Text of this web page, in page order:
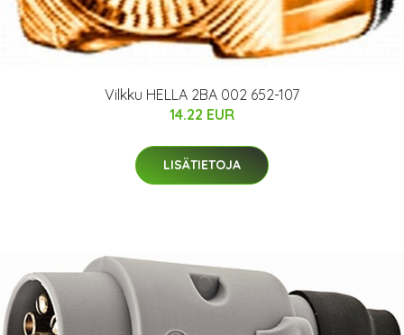
Vilkku HELLA 2BA 002 652-107
14.22 EUR
LISÄTIETOJA